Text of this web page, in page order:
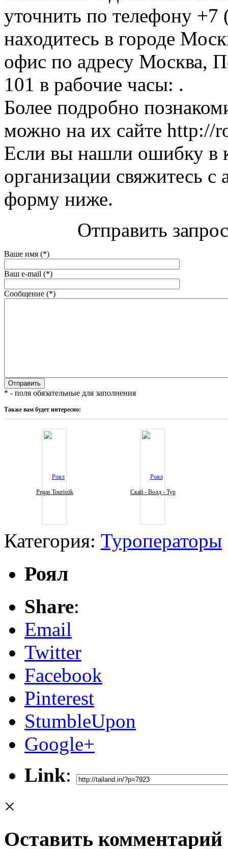
уточнить по телефону
находитесь в городе
офис по адресу Москва,
101 в рабочие часы: .
Более подробно
можно на их сайте http://
Если вы нашли ошибку в
организации свяжитесь
форму ниже.
Отправить
Ваше имя (*)
Ваш e-mail (*)
Сообщение (*)
* - поля обязательные для заполнения
Также вам будет интересно:
Pegas Touristik Скай - Волд - Тур
Категория: Туроператоры
Роял
Share:
Email
Twitter
Facebook
Pinterest
StumbleUpon
Google+
Link:
×
Оставить комментарий